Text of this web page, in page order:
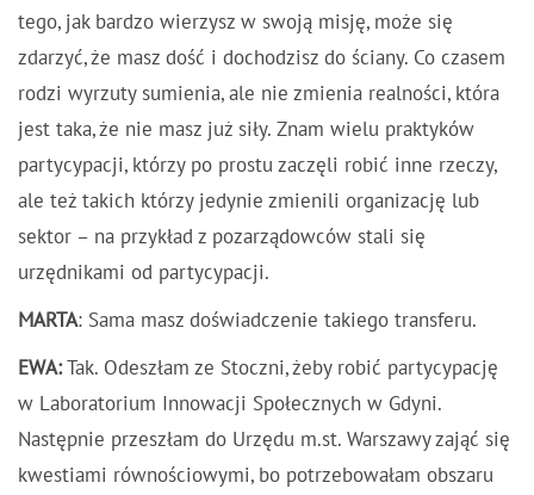
tego, jak bardzo wierzysz w swoją misję, może się
zdarzyć, że masz dość i dochodzisz do ściany. Co czasem
rodzi wyrzuty sumienia, ale nie zmienia realności, która
jest taka, że nie masz już siły. Znam wielu praktyków
partycypacji, którzy po prostu zaczęli robić inne rzeczy,
ale też takich którzy jedynie zmienili organizację lub
sektor – na przykład z pozarządowców stali się
urzędnikami od partycypacji.
MARTA: Sama masz doświadczenie takiego transferu.
EWA:Tak. Odeszłam ze Stoczni, żeby robić partycypację
w Laboratorium Innowacji Społecznych w Gdyni.
Następnie przeszłam do Urzędu m.st. Warszawy zająć się
kwestiami równościowymi, bo potrzebowałam obszaru